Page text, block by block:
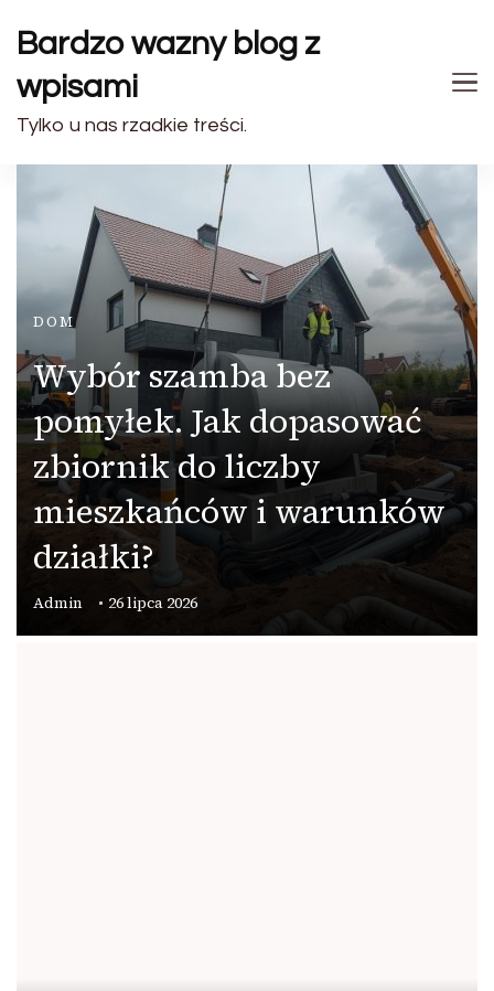
Bardzo wazny blog z
wpisami
Tylko u nas rzadkie treści.
DOM
Wybór szamba bez
pomyłek. Jak dopasować
zbiornik do liczby
mieszkańców i warunków
działki?
Admin 26 lipca 2026